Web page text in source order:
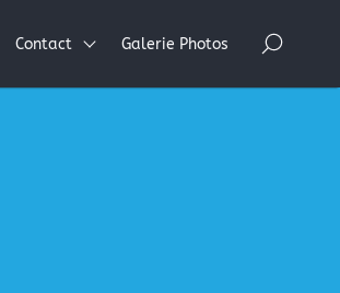
Contact Galerie Photos